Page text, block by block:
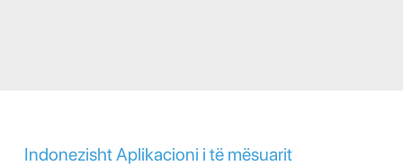
Indonezisht Aplikacioni i të mësuarit